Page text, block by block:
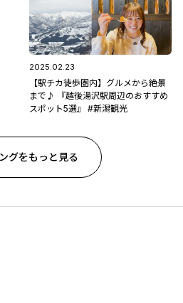
2025.02.23
【駅チカ徒歩圏内】グルメから絶景
まで♪ 『越後湯沢駅周辺のおすすめ
スポット5選』 #新潟観光
グをもっと見る